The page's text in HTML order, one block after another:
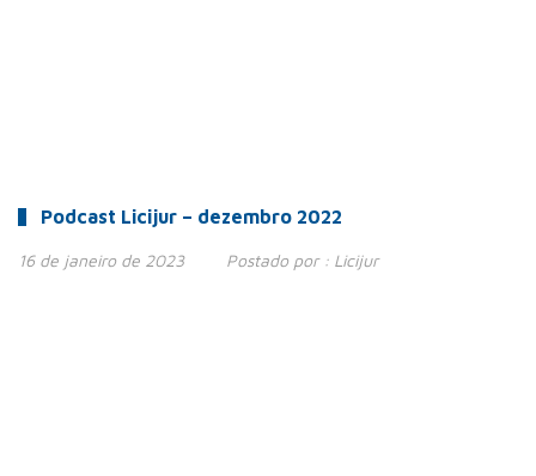
Podcast Licijur – dezembro 2022
16 de janeiro de 2023 Postado por : Licijur